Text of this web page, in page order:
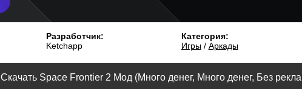
Разработчик:
Ketchapp
Категория:
Игры/ Аркады
Скачать Space Frontier 2 Мод (Много денег, Много денег, Без